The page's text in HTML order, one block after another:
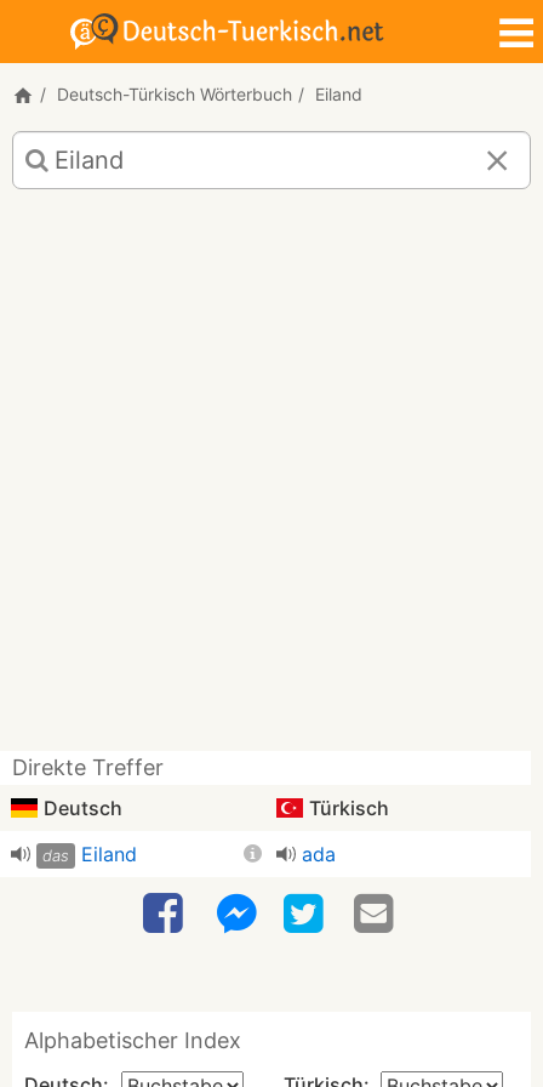
Deutsch-Türkisch Wörterbuch Eiland
Deutsch-
Türkisch
Übersetzung
Direkte Treffer
Deutsch Türkisch
das Eiland ada
Alphabetischer Index